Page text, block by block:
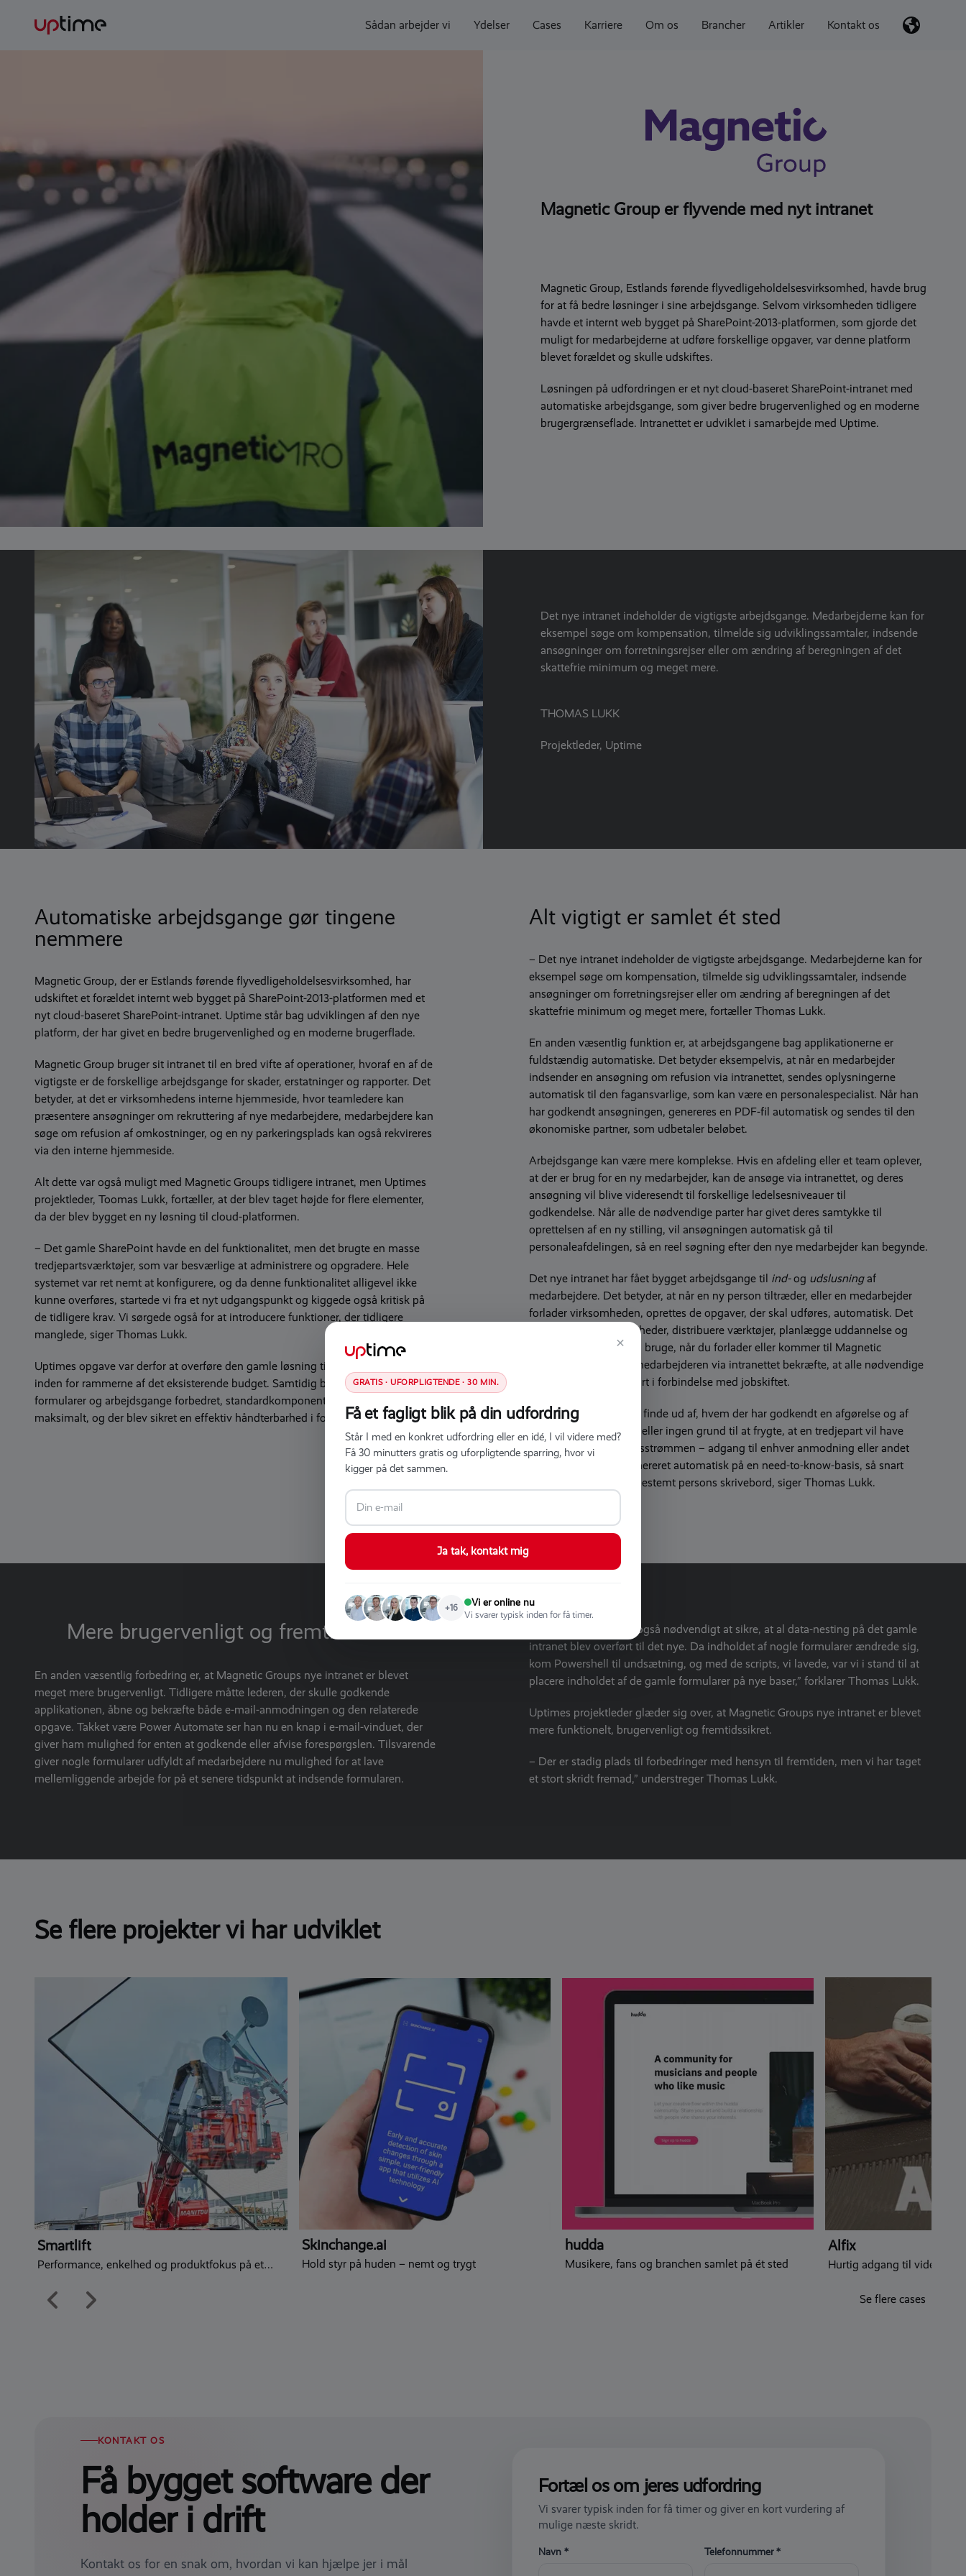
Sådan arbejder vi Ydelser Cases Karriere Om os Brancher Artikler Kontakt os
Magnetic Group er flyvende med nyt intranet
Magnetic Group, Estlands førende flyvedligeholdelsesvirksomhed, havde brug
for at få bedre løsninger i sine arbejdsgange. Selvom virksomheden tidligere
havde et internt web bygget på SharePoint-2013-platformen, som gjorde det
muligt for medarbejderne at udføre forskellige opgaver, var denne platform
blevet forældet og skulle udskiftes.
Løsningen på udfordringen er et nyt cloud-baseret SharePoint-intranet med
automatiske arbejdsgange, som giver bedre brugervenlighed og en moderne
brugergrænseflade. Intranettet er udviklet i samarbejde med Uptime.
Det nye intranet indeholder de vigtigste arbejdsgange. Medarbejderne kan for
eksempel søge om kompensation, tilmelde sig udviklingssamtaler, indsende
ansøgninger om forretningsrejser eller om ændring af beregningen af det
skattefrie minimum og meget mere.
THOMAS LUKK
Projektleder, Uptime
Automatiske arbejdsgange gør tingene
nemmere
Magnetic Group, der er Estlands førende flyvedligeholdelsesvirksomhed, har
udskiftet et forældet internt web bygget på SharePoint-2013-platformen med et
nyt cloud-baseret SharePoint-intranet. Uptime står bag udviklingen af den nye
platform, der har givet en bedre brugervenlighed og en moderne brugerflade.
Magnetic Group bruger sit intranet til en bred vifte af operationer, hvoraf en af ​​de
vigtigste er de forskellige arbejdsgange for skader, erstatninger og rapporter. Det
betyder, at det er virksomhedens interne hjemmeside, hvor teamledere kan
præsentere ansøgninger om rekruttering af nye medarbejdere, medarbejdere kan
søge om refusion af omkostninger, og en ny parkeringsplads kan også rekvireres
via den interne hjemmeside.
Alt dette var også muligt med Magnetic Groups tidligere intranet, men Uptimes
projektleder, Toomas Lukk, fortæller, at der blev taget højde for flere elementer,
da der blev bygget en ny løsning til cloud-platformen.
– Det gamle SharePoint havde en del funktionalitet, men det brugte en masse
tredjepartsværktøjer, som var besværlige at administrere og opgradere. Hele
systemet var ret nemt at konfigurere, og da denne funktionalitet alligevel ikke
kunne overføres, startede vi fra et nyt udgangspunkt og kiggede også kritisk på
de tidligere krav. Vi sørgede også for at introducere funktioner, der tidligere
manglede, siger Thomas Lukk.
Uptimes opgave var derfor at overføre den gamle løsning til det nye system
inden for rammerne af det eksisterende budget. Samtidig blev eksisterende
formularer og arbejdsgange forbedret, standardkomponenter blev brugt
maksimalt, og der blev sikret en effektiv håndterbarhed i forhold til fremtiden.
Alt vigtigt er samlet ét sted
– Det nye intranet indeholder de vigtigste arbejdsgange. Medarbejderne kan for
eksempel søge om kompensation, tilmelde sig udviklingssamtaler, indsende
ansøgninger om forretningsrejser eller om ændring af beregningen af ​​det
skattefrie minimum og meget mere, fortæller Thomas Lukk.
En anden væsentlig funktion er, at arbejdsgangene bag applikationerne er
fuldstændig automatiske. Det betyder eksempelvis, at når en medarbejder
indsender en ansøgning om refusion via intranettet, sendes oplysningerne
automatisk til den fagansvarlige, som kan være en personalespecialist. Når han
har godkendt ansøgningen, genereres en PDF-fil automatisk og sendes til den
økonomiske partner, som udbetaler beløbet.
Arbejdsgange kan være mere komplekse. Hvis en afdeling eller et team oplever,
at der er brug for en ny medarbejder, kan de ansøge via intranettet, og deres
ansøgning vil blive videresendt til forskellige ledelsesniveauer til
godkendelse. Når alle de nødvendige parter har givet deres samtykke til
oprettelsen af ​​en ny stilling, vil ansøgningen automatisk gå til
personaleafdelingen, så en reel søgning efter den nye medarbejder kan begynde.
Det nye intranet har fået bygget arbejdsgange til ind-og udslusningaf
medarbejdere. Det betyder, at når en ny person tiltræder, eller en medarbejder
forlader virksomheden, oprettes de opgaver, der skal udføres, automatisk. Det
kan være at give rettigheder, distribuere værktøjer, planlægge uddannelse og
samle alt, hvad du skal bruge, når du forlader eller kommer til Magnetic
Group. Samtidig kan medarbejderen via intranettet bekræfte, at alle nødvendige
processer er gennemført i forbindelse med jobskiftet.
– Det er altid muligt at finde ud af, hvem der har godkendt en afgørelse og af
hvilke grunde. Der er heller ingen grund til at frygte, at en tredjepart vil have
adgang til informationsstrømmen – adgang til enhver anmodning eller andet
dokument vil blive genereret automatisk på en need-to-know-basis, så snart
emnet når frem til en bestemt persons skrivebord, siger Thomas Lukk.
Mere brugervenligt og fremtidssikret
En anden væsentlig forbedring er, at Magnetic Groups nye intranet er blevet
meget mere brugervenligt. Tidligere måtte lederen, der skulle godkende
applikationen, åbne og bekræfte både e-mail-anmodningen og den relaterede
opgave. Takket være Power Automate ser han nu en knap i e-mail-vinduet, der
giver ham mulighed for enten at godkende eller afvise forespørgslen. Tilsvarende
giver nogle formularer udfyldt af medarbejdere nu mulighed for at lave
mellemliggende arbejde for på et senere tidspunkt at indsende formularen.
– Det var selvfølgelig også nødvendigt at sikre, at al data-nesting på det gamle
intranet blev overført til det nye. Da indholdet af nogle formularer ændrede sig,
kom Powershell til undsætning, og med de scripts, vi lavede, var vi i stand til at
placere indholdet af de gamle formularer på nye baser,” forklarer Thomas Lukk.
Uptimes projektleder glæder sig over, at Magnetic Groups nye intranet er blevet
mere funktionelt, brugervenligt og fremtidssikret.
– Der er stadig plads til forbedringer med hensyn til fremtiden, men vi har taget
et stort skridt fremad,” understreger Thomas Lukk.
Se flere projekter vi har udviklet
Smartlift
Performance, enkelhed og produktfokus på et
Skinchange.ai
Hold styr på huden – nemt og trygt
hudda
Musikere, fans og branchen samlet på ét sted
Alfix
Hurtig adgang til viden,
Se flere cases
KONTAKT OS
Få bygget software der
holder i drift
Kontakt os for en snak om, hvordan vi kan hjælpe jer i mål
Fortæl os om jeres udfordring
Vi svarer typisk inden for få timer og giver en kort vurdering af
mulige næste skridt.
Navn * Telefonnummer *
×
GRATIS · UFORPLIGTENDE · 30 MIN.
Få et fagligt blik på din udfordring
Står I med en konkret udfordring eller en idé, I vil videre med?
Få 30 minutters gratis og uforpligtende sparring, hvor vi
kigger på det sammen.
Ja tak, kontakt mig
+16 Vi er online nu
Vi svarer typisk inden for få timer.